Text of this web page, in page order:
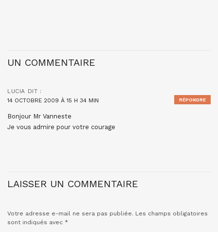
UN COMMENTAIRE
LUCIA DIT :
14 OCTOBRE 2009 À 15 H 34 MIN
Bonjour Mr Vanneste
Je vous admire pour votre courage
RÉPONDRE
LAISSER UN COMMENTAIRE
Votre adresse e-mail ne sera pas publiée. Les champs obligatoires
sont indiqués avec *